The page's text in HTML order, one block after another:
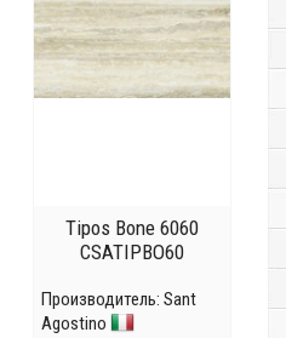
Tipos Bone 6060
CSATIPBO60
Производитель: Sant
Agostino